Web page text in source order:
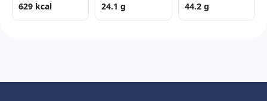
629 kcal 24.1 g 44.2 g